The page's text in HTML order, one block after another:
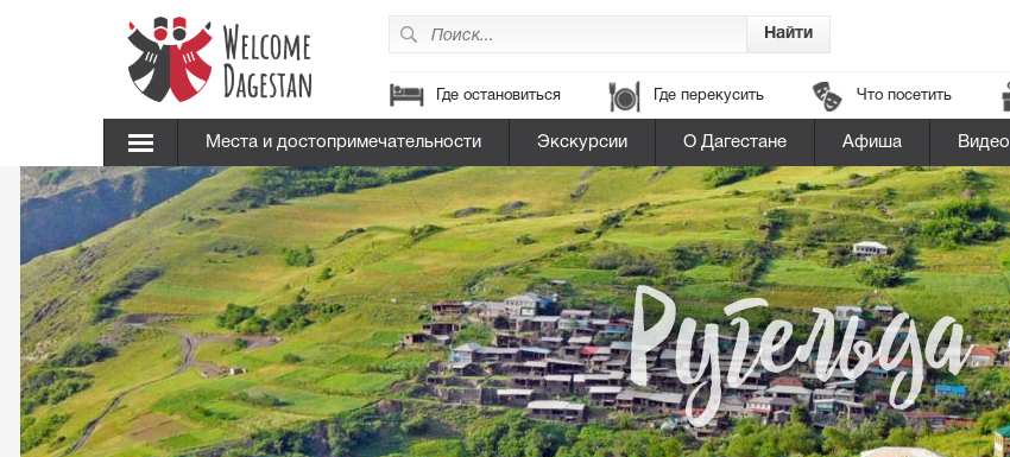
Где остановиться Где перекусить Что посетить
Места и достопримечательности Экскурсии О Дагестане Афиша Видео
Ругельда